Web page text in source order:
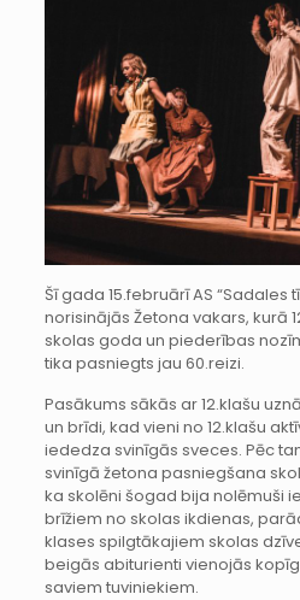
Šī gada 15.februārī AS “Sadales
norisinājās Žetona vakars, kurā
skolas goda un piederības
tika pasniegts jau 60.reizi.
Pasākums sākās ar 12.klašu
un brīdi, kad vieni no 12.klašu
iededza svinīgās sveces. Pēc
svinīgā žetona pasniegšana
ka skolēni šogad bija nolēmuši
brīžiem no skolas ikdienas,
klases spilgtākajiem skolas
beigās abiturienti vienojās
saviem tuviniekiem.